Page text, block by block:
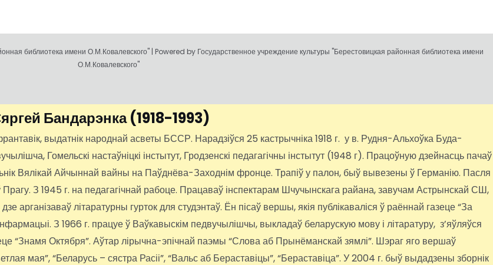
библиотека имени О.М.Ковалевского" | Powered by Государственное учреждение культуры "Берестовицкая районная библиотека имени
О.М.Ковалевского"
Бандарэнка(1918-1993)
выдатнік народнай асветы БССР. Нарадзіўся 25 кастрычніка 1918 г. у в. Рудня-Альхоўка Буда-
Гомельскі настаўніцкі інстытут, Гродзенскі педагагічны інстытут (1948 г). Працоўную дзейнасць пачаў
Вялікай Айчыннай вайны на Паўднёва-Заходнім фронце. Трапіў у палон, быў вывезены ў Германію. Пасля
З 1945 г. на педагагічнай рабоце. Працаваў інспектарам Шчучынскага райана, завучам Астрынскай СШ,
арганізаваў літаратурны гурток для студэнтаў. Ён пісаў вершы, якія публікаваліся ў раённай газеце “За
З 1966 г. працуе ў Ваўкавыскім педвучылішчы, выкладаў беларускую мову і літаратуру, з’яўляўся
“Знамя Октября”. Аўтар лірычна-эпічнай паэмы “Слова аб Прынёманскай зямлі”. Шэраг яго вершаў
мая”, “Беларусь – сястра Расіі”, “Вальс аб Бераставіцы”, “Бераставіца”. У 2004 г. быў выдадзены зборнік